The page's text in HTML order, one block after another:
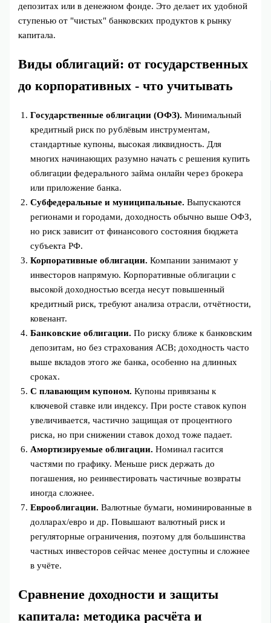
депозитах или в денежном фонде. Это делает их удобной
ступенью от "чистых" банковских продуктов к рынку
капитала.
Виды облигаций: от государственных
до корпоративных - что учитывать
Государственные облигации (ОФЗ). Минимальный
кредитный риск по рублёвым инструментам,
стандартные купоны, высокая ликвидность. Для
многих начинающих разумно начать с решения купить
облигации федерального займа онлайн через брокера
или приложение банка.
Субфедеральные и муниципальные. Выпускаются
регионами и городами, доходность обычно выше ОФЗ,
но риск зависит от финансового состояния бюджета
субъекта РФ.
Корпоративные облигации. Компании занимают у
инвесторов напрямую. Корпоративные облигации с
высокой доходностью всегда несут повышенный
кредитный риск, требуют анализа отрасли, отчётности,
ковенант.
Банковские облигации. По риску ближе к банковским
депозитам, но без страхования АСВ; доходность часто
выше вкладов этого же банка, особенно на длинных
сроках.
С плавающим купоном. Купоны привязаны к
ключевой ставке или индексу. При росте ставок купон
увеличивается, частично защищая от процентного
риска, но при снижении ставок доход тоже падает.
Амортизируемые облигации. Номинал гасится
частями по графику. Меньше риск держать до
погашения, но реинвестировать частичные возвраты
иногда сложнее.
Еврооблигации. Валютные бумаги, номинированные в
долларах/евро и др. Повышают валютный риск и
регуляторные ограничения, поэтому для большинства
частных инвесторов сейчас менее доступны и сложнее
в учёте.
Сравнение доходности и защиты
капитала: методика расчёта и